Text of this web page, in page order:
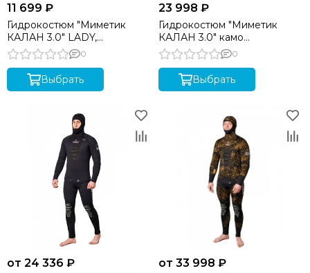
11 699 ₽
Гидрокостюм "Миметик
КАЛАН 3.0" LADY,
GalaxyAPE/07 5 мм
0
Выбрать
23 998 ₽
Гидрокостюм "Миметик
КАЛАН 3.0" камо
GalaxyAPE/09 5 мм
0
Выбрать
от 24 336 ₽ от 33 998 ₽